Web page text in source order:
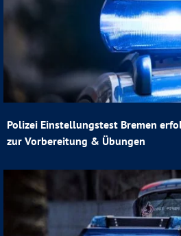
Polizei Einstellungstest Bremen
zur Vorbereitung & Übungen